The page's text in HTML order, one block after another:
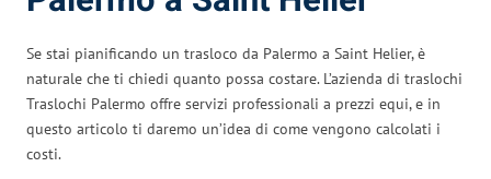
Se stai pianificando un trasloco da Palermo a Saint Helier, è
naturale che ti chiedi quanto possa costare. L’azienda di traslochi
Traslochi Palermo offre servizi professionali a prezzi equi, e in
questo articolo ti daremo un’idea di come vengono calcolati i
costi.